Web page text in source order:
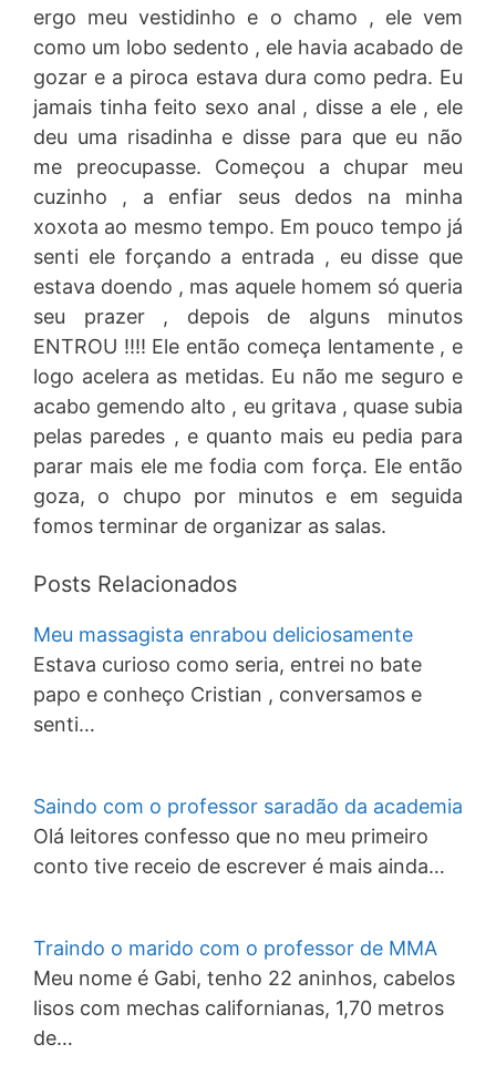
ergo meu vestidinho e o chamo , ele vem
como um lobo sedento , ele havia acabado de
gozar e a piroca estava dura como pedra. Eu
jamais tinha feito sexo anal , disse a ele , ele
deu uma risadinha e disse para que eu não
me preocupasse. Começou a chupar meu
cuzinho , a enfiar seus dedos na minha
xoxota ao mesmo tempo. Em pouco tempo já
senti ele forçando a entrada , eu disse que
estava doendo , mas aquele homem só queria
seu prazer , depois de alguns minutos
ENTROU !!!! Ele então começa lentamente , e
logo acelera as metidas. Eu não me seguro e
acabo gemendo alto , eu gritava , quase subia
pelas paredes , e quanto mais eu pedia para
parar mais ele me fodia com força. Ele então
goza, o chupo por minutos e em seguida
fomos terminar de organizar as salas.
Posts Relacionados
Meu massagista enrabou deliciosamente
Estava curioso como seria, entrei no bate
papo e conheço Cristian , conversamos e
senti…
Saindo com o professor saradão da academia
Olá leitores confesso que no meu primeiro
conto tive receio de escrever é mais ainda…
Traindo o marido com o professor de MMA
Meu nome é Gabi, tenho 22 aninhos, cabelos
lisos com mechas californianas, 1,70 metros
de…